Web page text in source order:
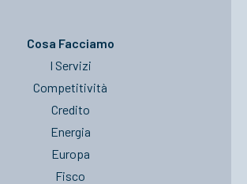
Cosa Facciamo
I Servizi
Competitività
Credito
Energia
Europa
Fisco